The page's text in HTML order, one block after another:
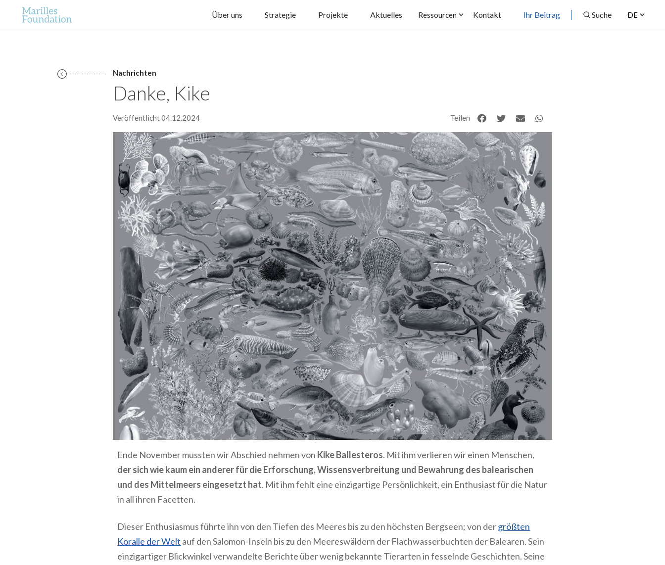
DE
Über uns Strategie Projekte Aktuelles Ressourcen Kontakt Ihr Beitrag Suche
Nachrichten
Danke, Kike
Veröffentlicht 04.12.2024 Teilen
Ende November mussten wir Abschied nehmen von Kike Ballesteros. Mit ihm verlieren wir einen Menschen,
der sich wie kaum ein anderer für die Erforschung, Wissensverbreitung und Bewahrung des balearischen
und des Mittelmeers eingesetzt hat. Mit ihm fehlt eine einzigartige Persönlichkeit, ein Enthusiast für die Natur
in all ihren Facetten.
Dieser Enthusiasmus führte ihn von den Tiefen des Meeres bis zu den höchsten Bergseen; von dergrößten
Koralle der Welt auf den Salomon-Inseln bis zu den Meereswäldern der Flachwasserbuchten der Balearen. Sein
einzigartiger Blickwinkel verwandelte Berichte über wenig bekannte Tierarten in fesselnde Geschichten. Seine